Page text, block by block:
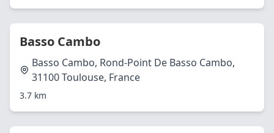
Basso Cambo
Basso Cambo, Rond-Point De Basso Cambo,
31100 Toulouse, France
3.7 km